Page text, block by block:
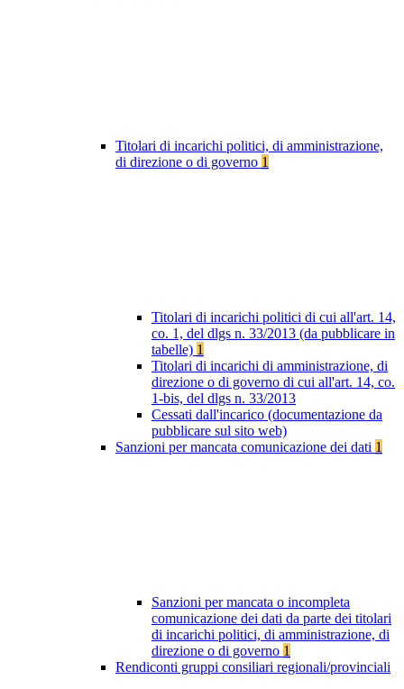
Titolari di incarichi politici, di amministrazione,
di direzione o di governo 1
Titolari di incarichi politici di cui all'art. 14,
co. 1, del dlgs n. 33/2013 (da pubblicare in
tabelle) 1
Titolari di incarichi di amministrazione, di
direzione o di governo di cui all'art. 14, co.
1-bis, del dlgs n. 33/2013
Cessati dall'incarico (documentazione da
pubblicare sul sito web)
Sanzioni per mancata comunicazione dei dati 1
Sanzioni per mancata o incompleta
comunicazione dei dati da parte dei titolari
di incarichi politici, di amministrazione, di
direzione o di governo 1
Rendiconti gruppi consiliari regionali/provinciali